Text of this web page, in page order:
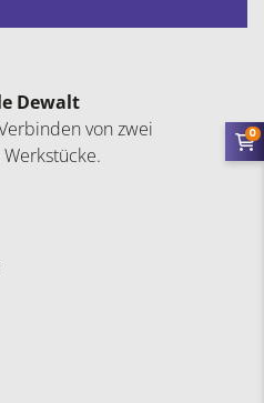
Dewalt
von zwei
0